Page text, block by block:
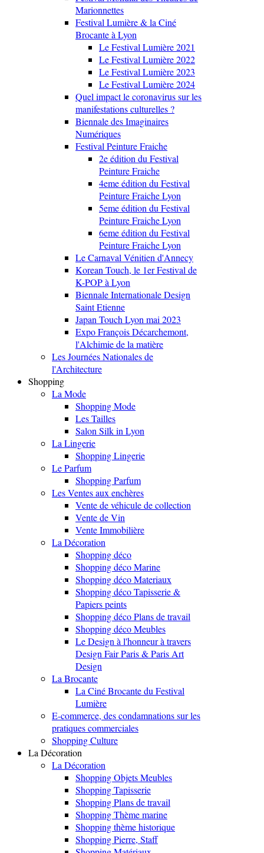
Marionnettes
Festival Lumière & la Ciné
Brocante à Lyon
Le Festival Lumière 2021
Le Festival Lumière 2022
Le Festival Lumière 2023
Le Festival Lumière 2024
Quel impact le coronavirus sur les
manifestations culturelles ?
Biennale des Imaginaires
Numériques
Festival Peinture Fraiche
2e édition du Festival
Peinture Fraiche
4eme édition du Festival
Peinture Fraiche Lyon
5eme édition du Festival
Peinture Fraiche Lyon
6eme édition du Festival
Peinture Fraiche Lyon
Le Carnaval Vénitien d'Annecy
Korean Touch, le 1er Festival de
K-POP à Lyon
Biennale Internationale Design
Saint Etienne
Japan Touch Lyon mai 2023
Expo François Décarchemont,
l'Alchimie de la matière
Les Journées Nationales de
l'Architecture
Shopping
La Mode
Shopping Mode
Les Tailles
Salon Silk in Lyon
La Lingerie
Shopping Lingerie
Le Parfum
Shopping Parfum
Les Ventes aux enchères
Vente de véhicule de collection
Vente de Vin
Vente Immobilière
La Décoration
Shopping déco
Shopping déco Marine
Shopping déco Materiaux
Shopping déco Tapisserie &
Papiers peints
Shopping déco Plans de travail
Shopping déco Meubles
Le Design à l'honneur à travers
Design Fair Paris & Paris Art
Design
La Brocante
La Ciné Brocante du Festival
Lumière
E-commerce, des condamnations sur les
pratiques commerciales
Shopping Culture
La Décoration
La Décoration
Shopping Objets Meubles
Shopping Tapisserie
Shopping Plans de travail
Shopping Thème marine
Shopping thème historique
Shopping Pierre, Staff